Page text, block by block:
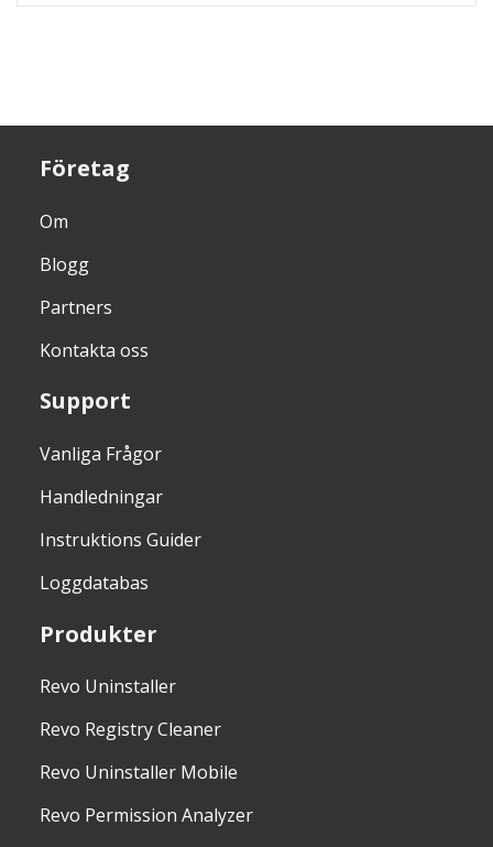
Företag
Om
Blogg
Partners
Kontakta oss
Support
Vanliga Frågor
Handledningar
Instruktions Guider
Loggdatabas
Produkter
Revo Uninstaller
Revo Registry Cleaner
Revo Uninstaller Mobile
Revo Permission Analyzer